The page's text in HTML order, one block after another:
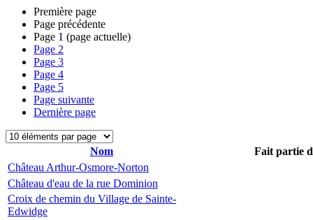
Première page
Page précédente
Page 1 (page actuelle)
Page 2
Page 3
Page 4
Page 5
Page suivante
Dernière page
Nom
Fait partie
Château Arthur-Osmore-Norton
Château d'eau de la rue Dominion
Croix de chemin du Village de Sainte-
Edwidge